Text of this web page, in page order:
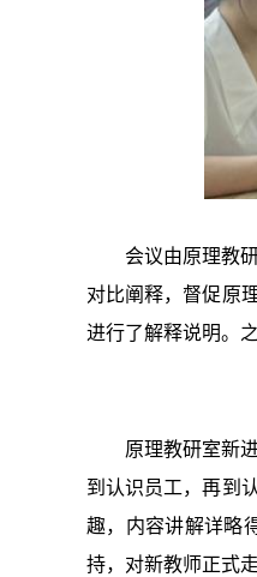
会议由原理教
对比阐释，督促原
进行了解释说明。
原理教研室新
到认识员工，再到
趣，内容讲解详略
持，对新教师正式